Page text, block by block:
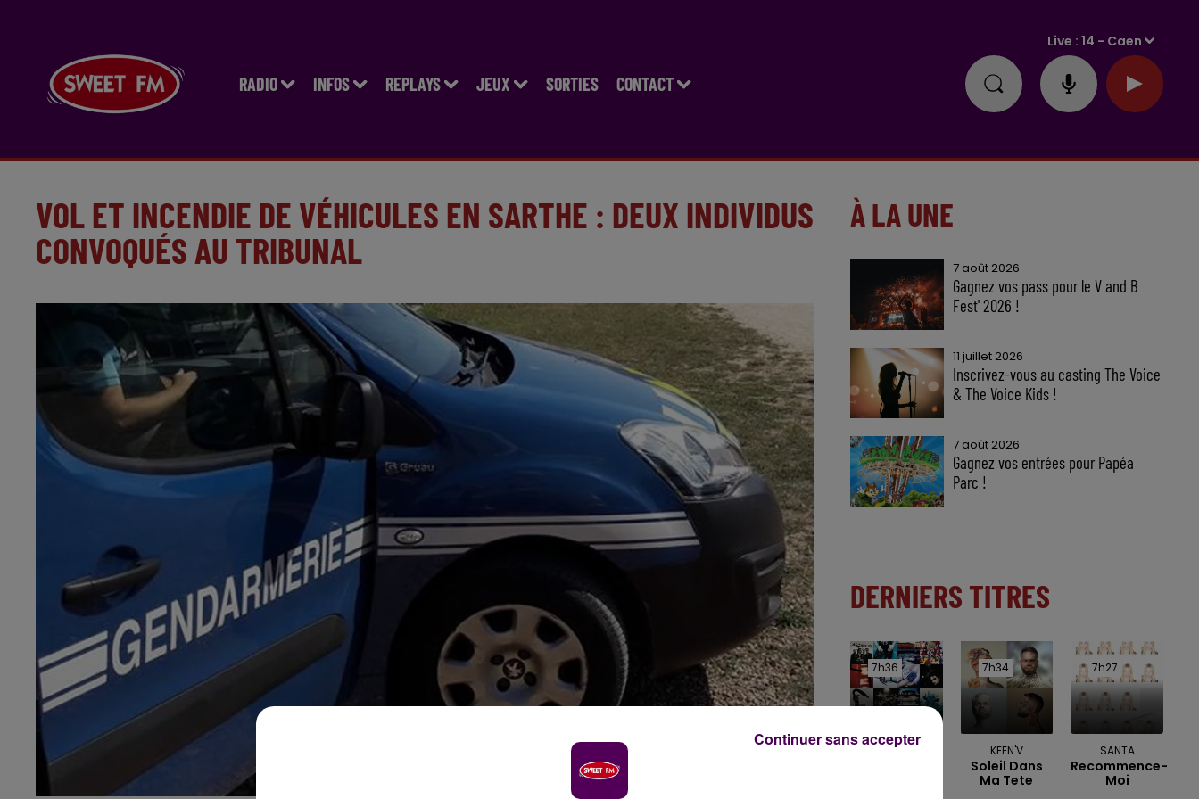
RADIO INFOS REPLAYS JEUX SORTIES CONTACT
Live :14 - Caen
VOL ET INCENDIE DE VÉHICULES EN SARTHE : DEUX INDIVIDUS
CONVOQUÉS AU TRIBUNAL
À LA UNE
7 août 2026
Gagnez vos pass pour le V and B
Fest' 2026 !
11 juillet 2026
Inscrivez-vous au casting The Voice
& The Voice Kids !
7 août 2026
Gagnez vos entrées pour Papéa
Parc !
DERNIERS TITRES
7h36
7h36
U2
7h34
7h34
KEEN'V
Soleil Dans
Ma Tete
7h27
7h27
SANTA
Recommence-
Moi
Continuer sans accepter